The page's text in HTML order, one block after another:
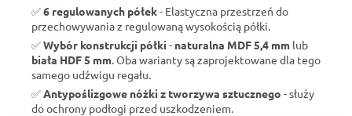
✅6 regulowanych półek- Elastyczna przestrzeń do
przechowywania z regulowaną wysokością półki.
✅Wybór konstrukcji półki - naturalna MDF 5,4 mm lub
biała HDF 5 mm . Oba warianty są zaprojektowane dla tego
samego udźwigu regału.
✅ Antypoślizgowe nóżki z tworzywa sztucznego - służy
do ochrony podłogi przed uszkodzeniem.